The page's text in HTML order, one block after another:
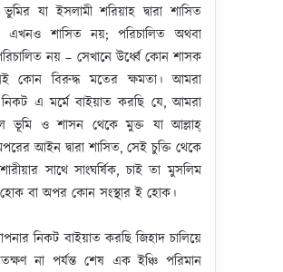
যা ইসলামী শরিয়াহ দ্বারা শাসিত
এখনও শাসিত নয়; পরিচালিত অথবা
নয় – সেখানে উর্ধ্বে কোন শাসক
কোন বিরুদ্ধ মতের ক্ষমতা। আমরা
এ মর্মে বাইয়াত করছি যে, আমরা
ভূমি ও শাসন থেকে মুক্ত যা আল্লাহ্‌
আইন দ্বারা শাসিত, সেই চুক্তি থেকে
সাথে সাংঘর্ষিক, চাই তা মুসলিম
বা অপর কোন সংস্থার ই হোক।
নিকট বাইয়াত করছি জিহাদ চালিয়ে
না পর্যন্ত শেষ এক ইঞ্চি পরিমান